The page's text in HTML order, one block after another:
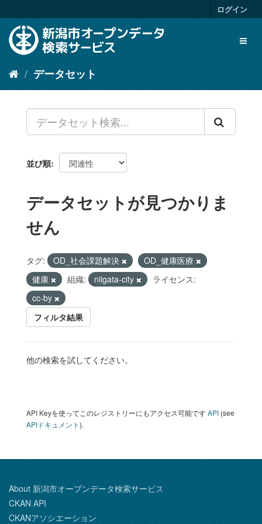
キ
容
ログイン
データセット
並び順
データセットが見つかりま
せん
タグ: OD_社会課題解決
OD_健康医療
健康
組織: niigata-city
ライセンス:
cc-by
フィルタ結果
他の検索を試してください。
API Keyを使ってこのレジストリーにもアクセス可能ですAPI (see
APIドキュメント).
About 新潟市オープンデータ検索サービス
CKAN API
CKANアソシエーション